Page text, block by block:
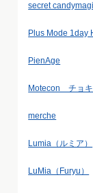
secret
Plus Mode 1day
PienAge
Motecon チョ
merche
Lumia（ルミア）
LuMia（Furyu）